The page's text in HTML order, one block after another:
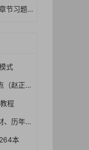
真题+模拟
式
【免费下载】创精品工程过程控制要点（赵正嘉）,图文丰富,134页PDF【01-0042】
程
2024年二建 建筑 文档总结、电子教材、历年真题
本